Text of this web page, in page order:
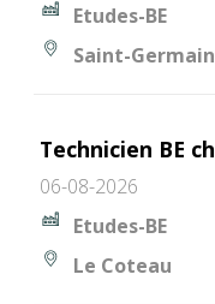
Etudes-BE
Saint-
Technicien BE
06-08-2026
Etudes-BE
Le Coteau